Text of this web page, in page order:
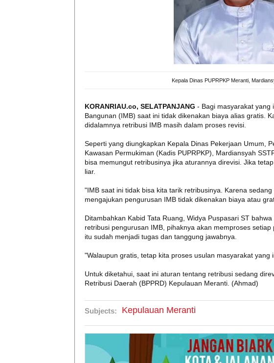
Kepala Dinas PUPRPKP Meranti,
KORANRIAU.co, SELATPANJANG - Bagi masyarakat yang
Bangunan (IMB) saat ini tidak dikenakan biaya alias gratis.
didalamnya retribusi IMB masih dalam proses revisi.
Seperti yang diungkapkan Kepala Dinas Pekerjaan Umum,
Kawasan Permukiman (Kadis PUPRPKP), Mardiansyah
bisa memungut retribusinya jika aturannya direvisi. Jika
liar.
"IMB saat ini tidak bisa kita tarik retribusinya. Karena
mengajukan pengurusan IMB tidak dikenakan biaya atau
Ditambahkan Kabid Tata Ruang, Widya Puspasari ST
retribusi pengurusan IMB, pihaknya akan memproses
itu sudah menjadi tugas dan tanggung jawabnya.
"Walaupun gratis, tetap kita proses usulan masyarakat yang
Untuk diketahui, saat ini aturan tentang retribusi sedang
Retribusi Daerah (BPPRD) Kepulauan Meranti. (Ahmad)
Subjects: Kepulauan Meranti